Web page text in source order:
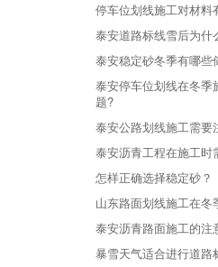
停车位划线施工对材料
泰安道路标线雪后为什
泰安稳定砂冬季有哪些
泰安停车位划线在冬季
题?
泰安公路划线施工需要
泰安沥青工程在施工时
怎样正确选择稳定砂？
山东路面划线施工在冬
泰安沥青路面施工的注
暴雪天气适合进行道路